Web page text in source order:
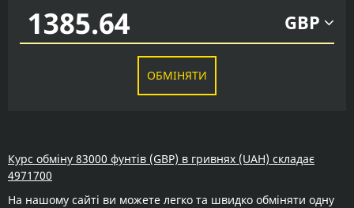
GBP
ОБМІНЯТИ
Курс обміну 83000 фунтів (GBP) в гривнях (UAH) складає
4971700
На нашому сайті ви можете легко та швидко обміняти одну